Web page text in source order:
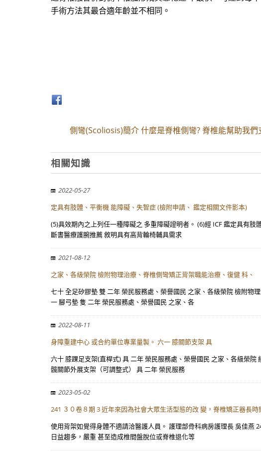
手術方法其最合適年齡並不相同。
側彎(Scoliosis)簡介 什麼是脊椎側彎? 脊椎能幫助我們
相關知識
2022-05-27
定具有肢體、平衡機 能障礙、失智症 (檢附申請、 鑑定相關文件影本)
(5)具效期內之上列任一種障礙之 多重障礙證明者。 (6)經 ICF 鑑定具有
斷書醫療護腕推薦 敘明具有高背輪椅輔具需求
2021-08-12
之家、各級榮院 檢附物理治療、脊椎側彎矯正背架職能治療、復健 科、
七十 全足矽膠墊 雙 二年 榮民服務處、榮譽國民 之家、各級榮院 檢附物
一 腳弓墊 隻 二年 榮民服務處、榮譽國民 之家、各
2022-08-11
身障重建中心 或合約單位專業量製。 六一 膝關節支架 具
六十 膝踝足支架(直桿式) 具 二年 榮民服務處、榮譽國民 之家、各級榮
髖關節外展支架（可調整式） 具 二年 榮民服務
2023-05-02
241 ３０卷８期 3 近年來因為社會大眾生活型態的改 變，脊椎矯正器長
使用背架如覺得身體不適請洽醫護人員。 護理部骨科病房護理長 吳佳燕
日益趨多，嚴重 甚至造成椎間盤脫位或脊椎退化等